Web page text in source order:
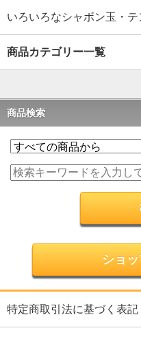
いろいろなシャボン玉・
商品カテゴリー一覧
商品検索
ショ
特定商取引法に基づく表記